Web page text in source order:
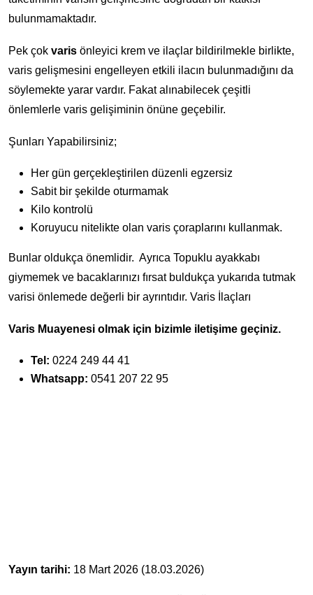
bulunmamaktadır.
Pek çok varis önleyici krem ve ilaçlar bildirilmekle birlikte,
varis gelişmesini engelleyen etkili ilacın bulunmadığını da
söylemekte yarar vardır. Fakat alınabilecek çeşitli
önlemlerle varis gelişiminin önüne geçebilir.
Şunları Yapabilirsiniz;
Her gün gerçekleştirilen düzenli egzersiz
Sabit bir şekilde oturmamak
Kilo kontrolü
Koruyucu nitelikte olan varis çoraplarını kullanmak.
Bunlar oldukça önemlidir. Ayrıca Topuklu ayakkabı
giymemek ve bacaklarınızı fırsat buldukça yukarıda tutmak
varisi önlemede değerli bir ayrıntıdır. Varis İlaçları
Varis Muayenesi olmak için bizimle iletişime geçiniz.
Tel: 0224 249 44 41
Whatsapp: 0541 207 22 95
Yayın tarihi: 18 Mart 2026 (18.03.2026)